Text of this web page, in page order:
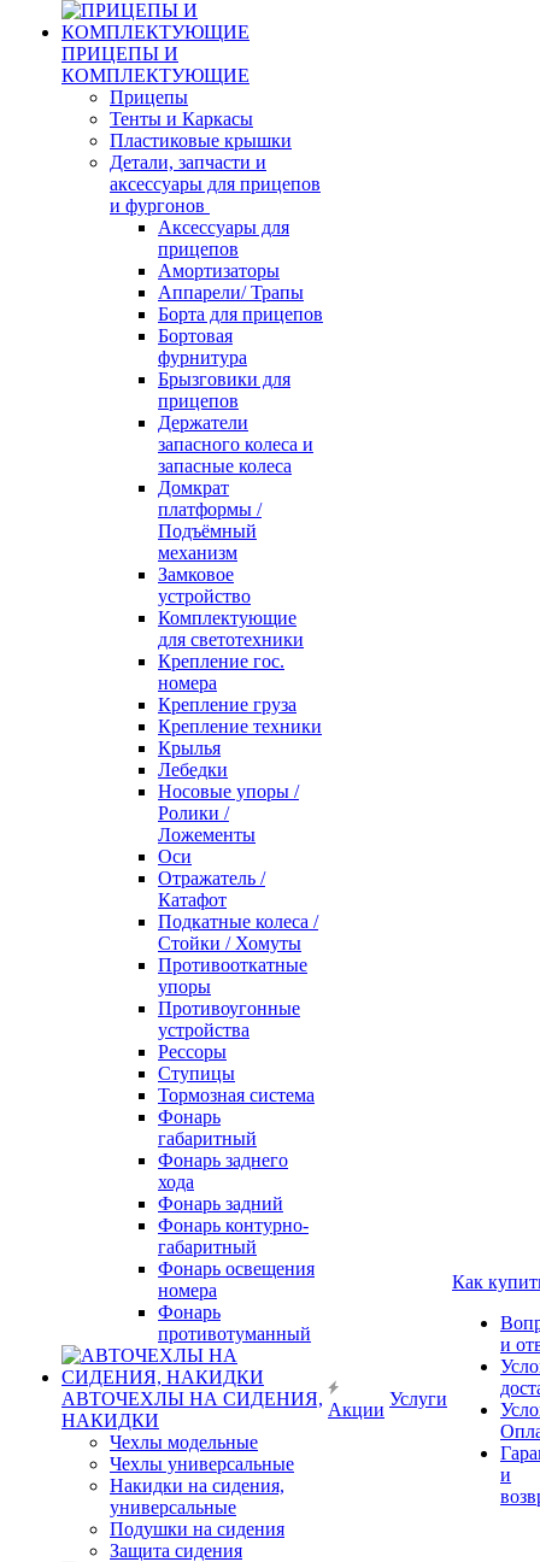
ПРИЦЕПЫ И
КОМПЛЕКТУЮЩИЕ
Прицепы
Тенты и Каркасы
Пластиковые крышки
Детали, запчасти и
аксессуары для прицепов
и фургонов
Аксессуары для
прицепов
Амортизаторы
Аппарели/ Трапы
Борта для прицепов
Бортовая
фурнитура
Брызговики для
прицепов
Держатели
запасного колеса и
запасные колеса
Домкрат
платформы /
Подъёмный
механизм
Замковое
устройство
Комплектующие
для светотехники
Крепление гос.
номера
Крепление груза
Крепление техники
Крылья
Лебедки
Носовые упоры /
Ролики /
Ложементы
Оси
Отражатель /
Катафот
Подкатные колеса /
Стойки / Хомуты
Противооткатные
упоры
Противоугонные
устройства
Рессоры
Ступицы
Тормозная система
Фонарь
габаритный
Фонарь заднего
хода
Фонарь задний
Фонарь контурно-
габаритный
Фонарь освещения
номера
Фонарь
противотуманный
АВТОЧЕХЛЫ НА СИДЕНИЯ,
НАКИДКИ
Чехлы модельные
Чехлы универсальные
Накидки на сидения,
универсальные
Подушки на сидения
Защита сидения
Акции
Услуги
Как
и
и